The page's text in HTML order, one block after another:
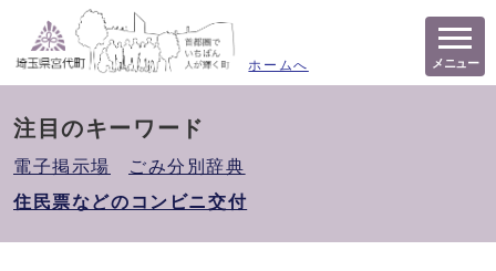
ホームへ メニュー
注目のキーワード
電子掲示場
ごみ分別辞典
住民票などのコンビニ交付